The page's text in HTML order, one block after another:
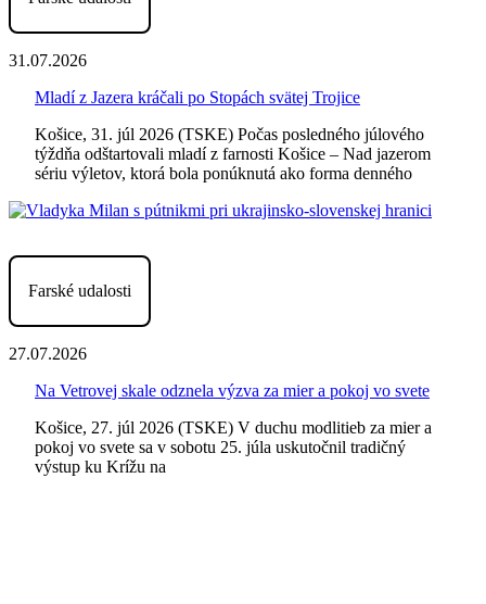
31.07.2026
Mladí z Jazera kráčali po Stopách svätej Trojice
Košice, 31. júl 2026 (TSKE) Počas posledného júlového
týždňa odštartovali mladí z farnosti Košice – Nad jazerom
sériu výletov, ktorá bola ponúknutá ako forma denného
Farské udalosti
27.07.2026
Na Vetrovej skale odznela výzva za mier a pokoj vo svete
Košice, 27. júl 2026 (TSKE) V duchu modlitieb za mier a
pokoj vo svete sa v sobotu 25. júla uskutočnil tradičný
výstup ku Krížu na